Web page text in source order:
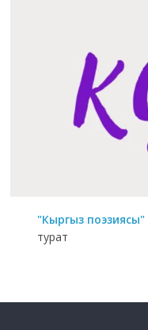
"Кыргыз поэзиясы"
турат